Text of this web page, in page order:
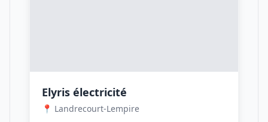
Elyris électricité
📍 Landrecourt-Lempire